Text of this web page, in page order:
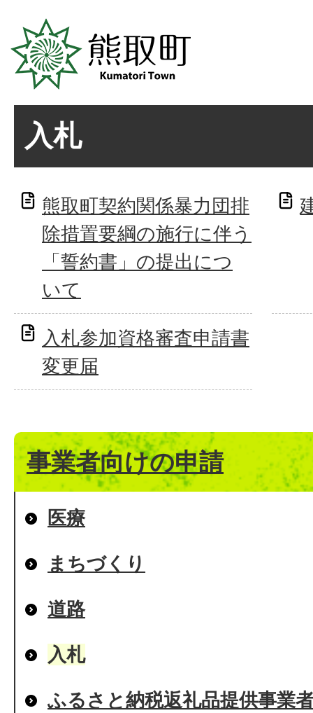
入札
熊取町契約関係暴力団排
除措置要綱の施行に伴う
「誓約書」の提出につ
いて
入札参加資格審査申請書
変更届
事業者向けの申請
医療
まちづくり
道路
入札
ふるさと納税返礼品提供事業